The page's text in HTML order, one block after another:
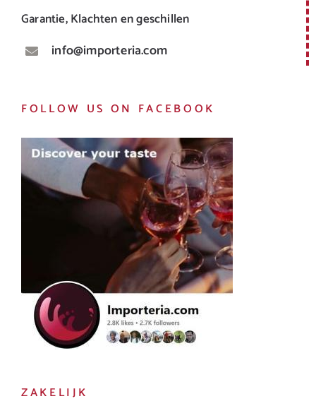
Garantie, Klachten en geschillen
info@importeria.com
FOLLOW US ON FACEBOOK
ZAKELIJK